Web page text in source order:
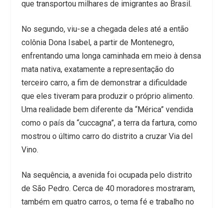
que transportou milhares de imigrantes ao Brasil.
No segundo, viu-se a chegada deles até a então
colônia Dona Isabel, a partir de Montenegro,
enfrentando uma longa caminhada em meio à densa
mata nativa, exatamente a representação do
terceiro carro, a fim de demonstrar a dificuldade
que eles tiveram para produzir o próprio alimento.
Uma realidade bem diferente da “Mérica” vendida
como o país da “cuccagna”, a terra da fartura, como
mostrou o último carro do distrito a cruzar Via del
Vino.
Na sequência, a avenida foi ocupada pelo distrito
de São Pedro. Cerca de 40 moradores mostraram,
também em quatro carros, o tema fé e trabalho no